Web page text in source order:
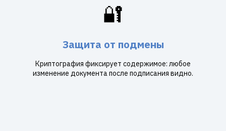
🔐
Защита от подмены
Криптография фиксирует содержимое: любое
изменение документа после подписания видно.